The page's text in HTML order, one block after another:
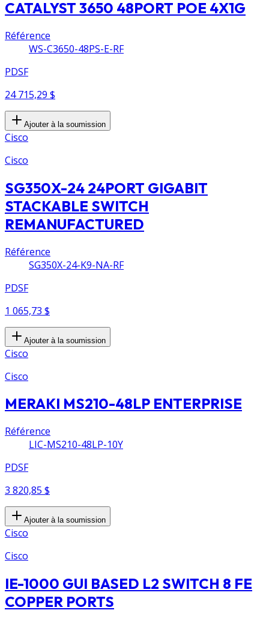
CATALYST 3650 48PORT POE 4X1G
Référence
WS-C3650-48PS-E-RF
PDSF
24 715,29 $
Ajouter à la soumission
Cisco
Cisco
SG350X-24 24PORT GIGABIT
STACKABLE SWITCH
REMANUFACTURED
Référence
SG350X-24-K9-NA-RF
PDSF
1 065,73 $
Ajouter à la soumission
Cisco
Cisco
MERAKI MS210-48LP ENTERPRISE
Référence
LIC-MS210-48LP-10Y
PDSF
3 820,85 $
Ajouter à la soumission
Cisco
Cisco
IE-1000 GUI BASED L2 SWITCH 8 FE
COPPER PORTS